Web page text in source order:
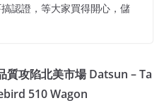
認證，等大家買得開心，儲
質攻陷北美市場 Datsun – Ta
510 Wagon